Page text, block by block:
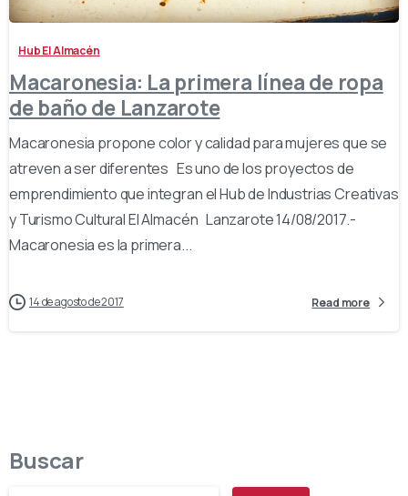
Hub El Almacén
Macaronesia: La primera línea de ropa
de baño de Lanzarote
Macaronesia propone color y calidad para mujeres que se
atreven a ser diferentes Es uno de los proyectos de
emprendimiento que integran el Hub de Industrias Creativas
y Turismo Cultural El Almacén Lanzarote 14/08/2017.-
Macaronesia es la primera...
14 de agosto de 2017 Read more
Buscar